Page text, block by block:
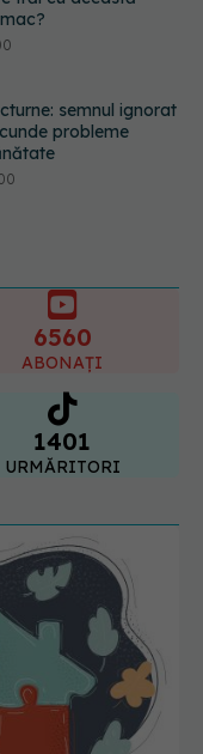
semnul ignorat
probleme
esențial de
a opri căderea
6560
ABONAȚI
1401
URMĂRITORI